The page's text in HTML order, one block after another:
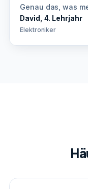
Genau das, was
David, 4. Lehrjahr
Elektroniker